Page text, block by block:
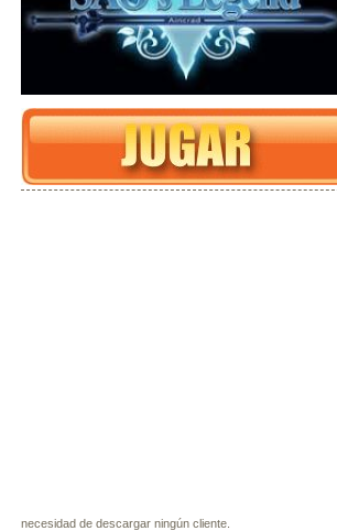
necesidad de descargar ningún cliente.